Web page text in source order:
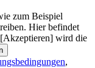
zum Beispiel
Hier befindet
wird die
,